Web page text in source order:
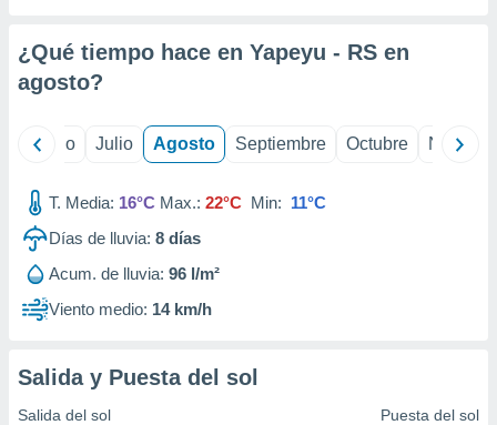
e
mediante
publicidad
publicidad
de
1199
¿Qué tiempo hace en Yapeyu - RS en
agosto?
Junio Julio Agosto Septiembre Octubre
T. Media: 16°C Max.: 22°C Min: 11°C
Días de lluvia: 8 días
Acum. de lluvia: 96 l/m²
Viento medio: 14 km/h
Salida y Puesta del sol
Salida del sol Puesta del sol